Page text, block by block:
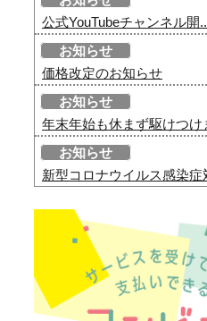
公式YouTubeチャンネル開
お知らせ
価格改定のお知らせ
お知らせ
年末年始も休まず駆けつけ
お知らせ
新型コロナウイルス感染症